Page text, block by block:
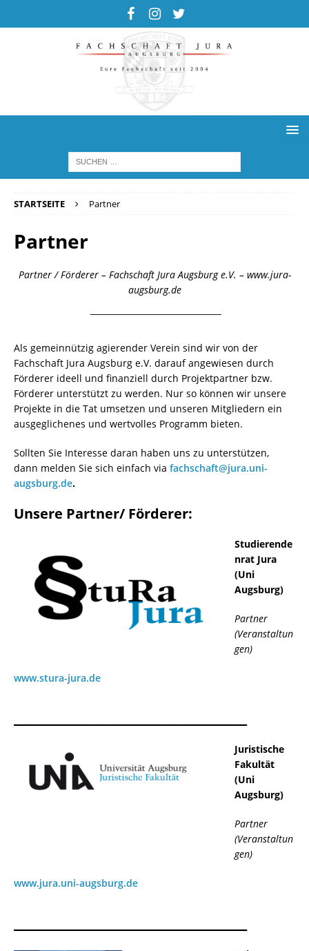
STARTSEITE Partner
Partner
Partner / Förderer – Fachschaft Jura Augsburg e.V. – www.jura-
augsburg.de
¯¯¯¯¯¯¯¯¯¯¯¯¯¯¯¯¯¯¯¯¯¯¯¯¯¯¯¯¯¯¯¯¯¯¯¯¯¯
Als gemeinnützig agierender Verein sind wir von der
Fachschaft Jura Augsburg e.V. darauf angewiesen durch
Förderer ideell und finanziell durch Projektpartner bzw.
Förderer unterstützt zu werden. Nur so können wir unsere
Projekte in die Tat umsetzen und unseren Mitgliedern ein
ausgeglichenes und wertvolles Programm bieten.
Sollten Sie Interesse daran haben uns zu unterstützen,
dann melden Sie sich einfach via fachschaft@jura.uni-
augsburg.de.
Unsere Partner/ Förderer:
Studierende
nrat Jura
(Uni
Augsburg)
Partner
(Veranstaltun
gen)
www.stura-jura.de
Juristische
Fakultät
(Uni
Augsburg)
Partner
(Veranstaltun
gen)
www.jura.uni-augsburg.de